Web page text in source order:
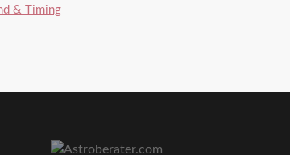
& Timing